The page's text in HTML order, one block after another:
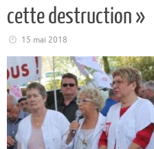
cette destruction »
15 mai 2018